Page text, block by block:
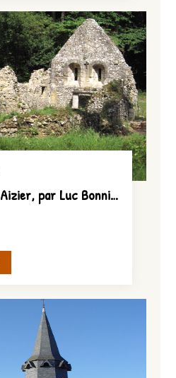
Saint-Thomas d’Aizier, par Luc Bonnin 2008